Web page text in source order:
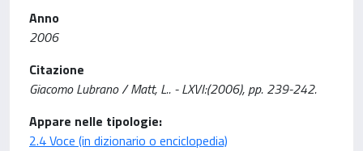
Anno
2006
Citazione
Giacomo Lubrano / Matt, L.. - LXVI:(2006), pp. 239-242.
Appare nelle tipologie:
2.4 Voce (in dizionario o enciclopedia)